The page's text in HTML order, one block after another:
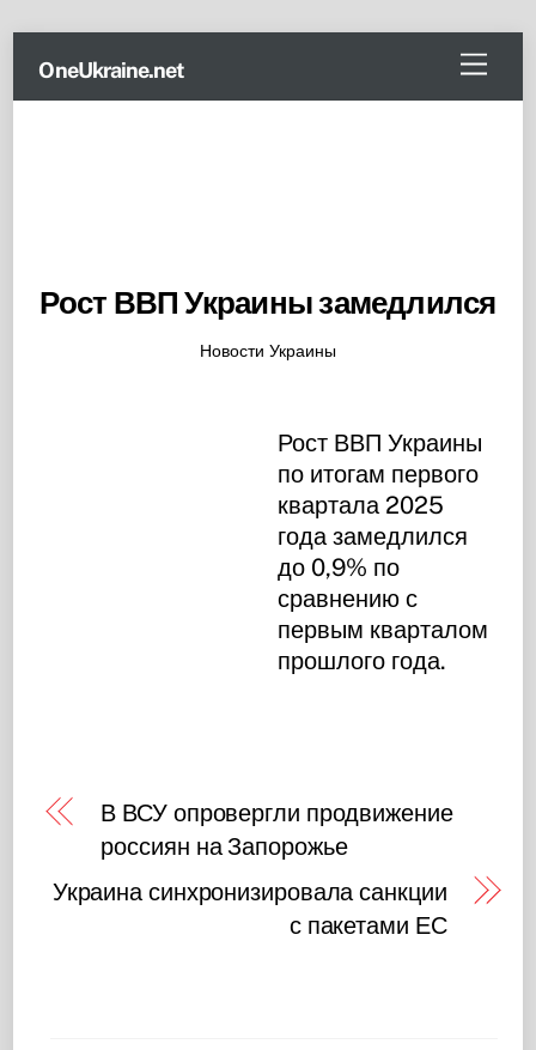
content
Menu
OneUkraine.net
Рост ВВП Украины замедлился
Новости Украины
Рост ВВП Украины
по итогам первого
квартала 2025
года замедлился
до 0,9% по
сравнению с
первым кварталом
прошлого года.
В ВСУ опровергли продвижение
россиян на Запорожье
Украина синхронизировала санкции
с пакетами ЕС